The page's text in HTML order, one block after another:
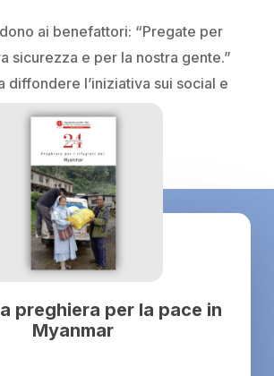
ai benefattori: “Pregate per
sicurezza e per la nostra gente.”
diffondere l’iniziativa sui social e
preghiera per la pace in
Myanmar